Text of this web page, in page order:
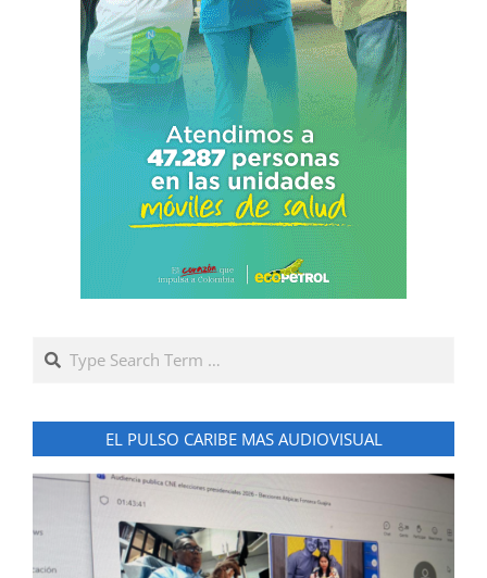
Search
EL PULSO CARIBE MAS AUDIOVISUAL